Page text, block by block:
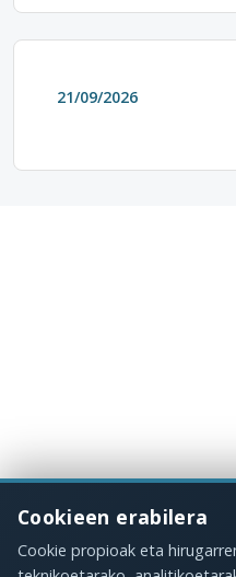
21/09/2026
Cookieen erabilera
Cookie propioak eta